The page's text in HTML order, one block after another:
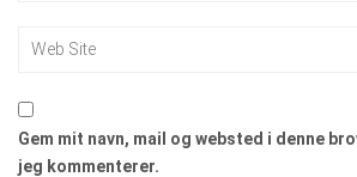
Gem mit navn, mail og websted i denne
jeg kommenterer.